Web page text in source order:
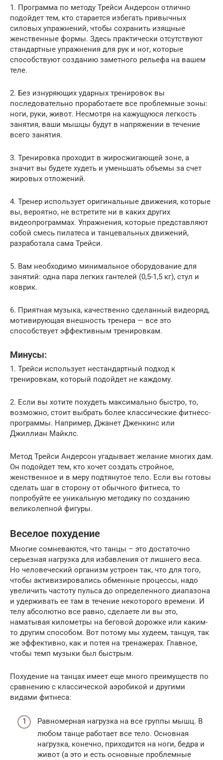
1. Программа по методу Трейси Андерсон отлично
подойдет тем, кто старается избегать привычных
силовых упражнений, чтобы сохранить изящные
женственные формы. Здесь практически отсутствуют
стандартные упражнения для рук и ног, которые
способствуют созданию заметного рельефа на вашем
теле.
2. Без изнуряющих ударных тренировок вы
последовательно проработаете все проблемные зоны:
ноги, руки, живот. Несмотря на кажущуюся легкость
занятия, ваши мышцы будут в напряжении в течение
всего занятия.
3. Тренировка проходит в жиросжигающей зоне, а
значит вы будете худеть и уменьшать объемы за счет
жировых отложений.
4. Тренер использует оригинальные движения, которые
вы, вероятно, не встретите ни в каких других
видеопрограммах. Упражнения, которые представляют
собой смесь пилатеса и танцевальных движений,
разработала сама Трейси.
5. Вам необходимо минимальное оборудование для
занятий: одна пара легких гантелей (0,5-1,5 кг), стул и
коврик.
6. Приятная музыка, качественно сделанный видеоряд,
мотивирующая внешность тренера — все это
способствует эффективным тренировкам.
Минусы:
1. Трейси использует нестандартный подход к
тренировкам, который подойдет не каждому.
2. Если вы хотите похудеть максимально быстро, то,
возможно, стоит выбрать более классические фитнесс-
программы. Например, Джанет Дженкинс или
Джиллиан Майклс.
Метод Трейси Андерсон угадывает желание многих дам.
Он подойдет тем, кто хочет создать стройное,
женственное и в меру подтянутое тело. Если вы готовы
сделать шаг в сторону от обычного фитнеса, то
попробуйте ее уникальную методику по созданию
великолепной фигуры.
Веселое похудение
Многие сомневаются, что танцы – это достаточно
серьезная нагрузка для избавления от лишнего веса.
Но человеческий организм устроен так, что для того,
чтобы активизировались обменные процессы, надо
увеличить частоту пульса до определенного диапазона
и удерживать ее там в течение некоторого времени. И
телу абсолютно все равно, сделаете ли вы это,
наматывая километры на беговой дорожке или каким-
то другим способом. Вот потому мы худеем, танцуя, так
же эффективно, как и потея на тренажерах. Главное,
чтобы темп музыки был быстрым.
Похудение на танцах имеет еще много преимуществ по
сравнению с классической аэробикой и другими
видами фитнеса:
Равномерная нагрузка на все группы мышц. В
любом танце работает все тело. Основная
нагрузка, конечно, приходится на ноги, бедра и
живот (а это и есть основные проблемные